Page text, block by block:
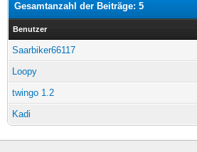
Gesamtanzahl der Beiträge: 5
Benutzer
Saarbiker66117
Loopy
twingo 1.2
Kadi